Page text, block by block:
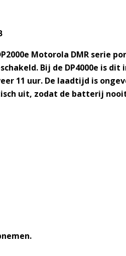
Motorola DMR
Bij de DP4000e is
11 uur. De laadtijd is
uit, zodat de batterij